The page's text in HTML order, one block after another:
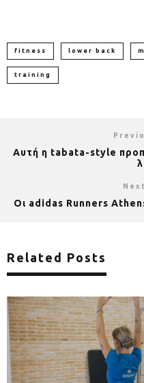
fitness lower back
training
Αυτή η tabata-style
Οι adidas Runners
Related Posts